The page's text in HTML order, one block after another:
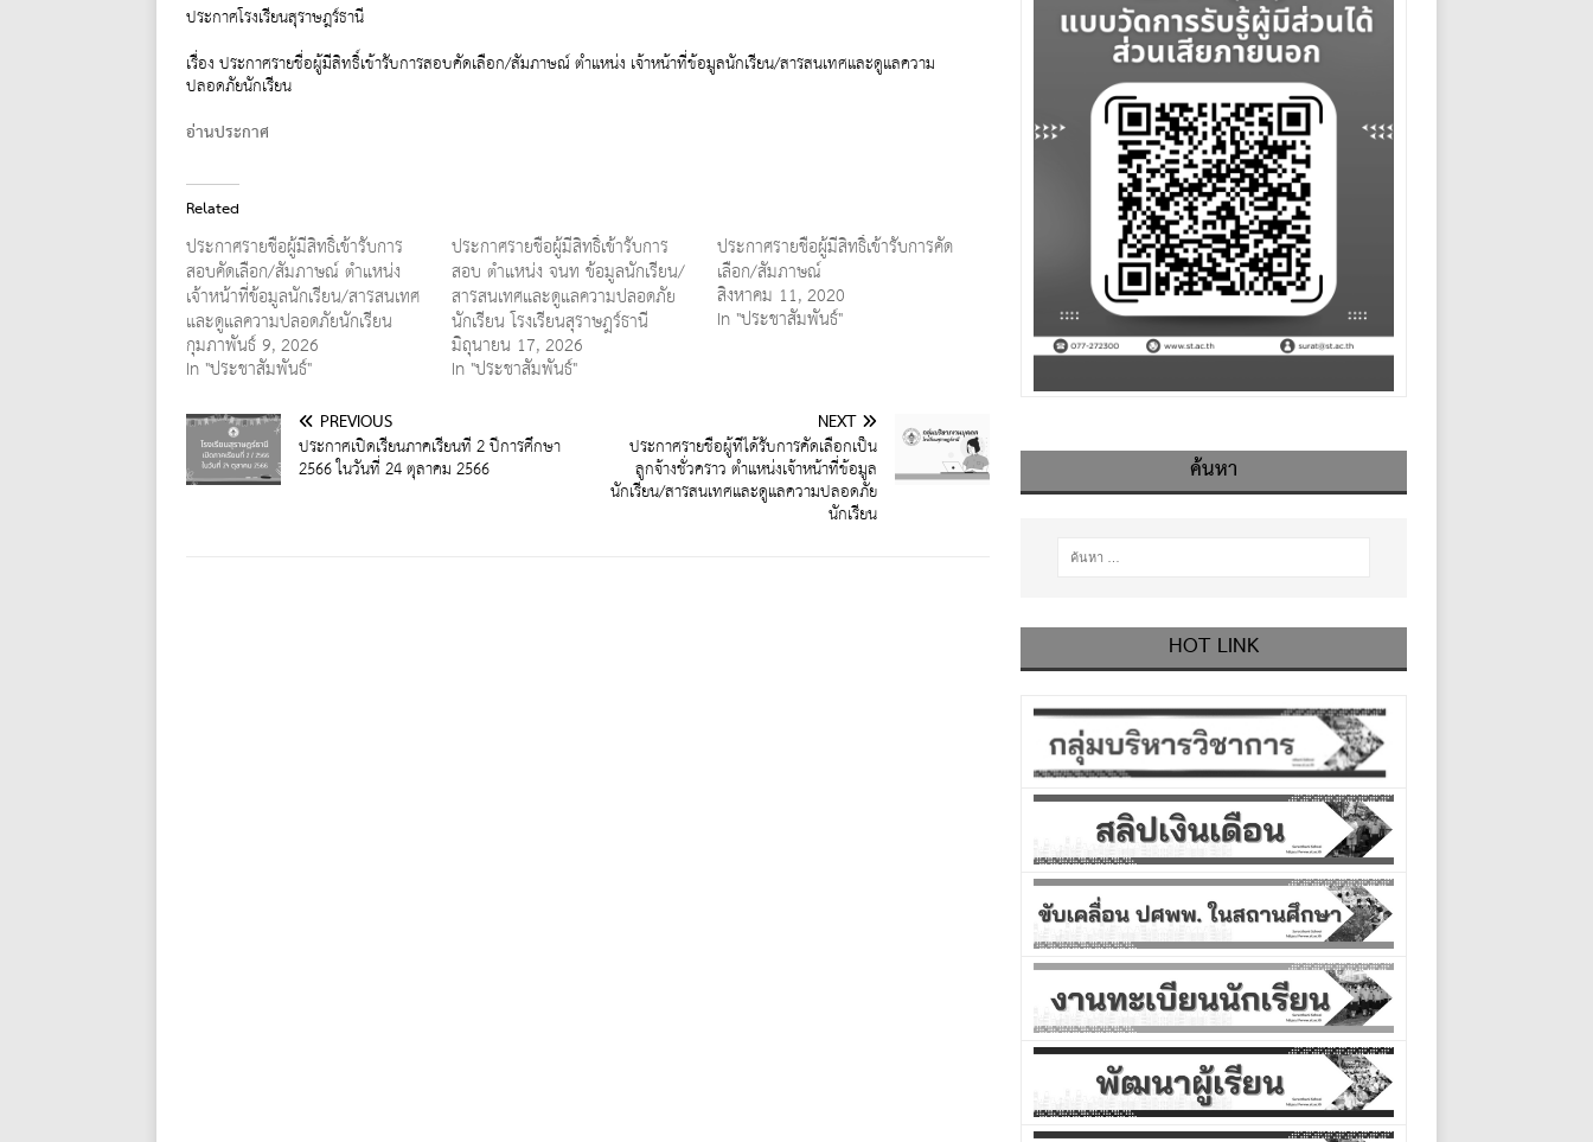
ประกาศโรงเรียนสุราษฎร์ธานี
เรื่อง ประกาศรายชื่อผู้มีสิทธิ์เข้ารับการสอบคัดเลือก/สัมภาษณ์ ตำแหน่ง เจ้าหน้าที่ข้อมูลนักเรียน/สารสนเทศและดูแลความ
ปลอดภัยนักเรียน
อ่านประกาศ
Related
ประกาศรายชื่อผู้มีสิทธิ์เข้ารับการ
สอบคัดเลือก/สัมภาษณ์ ตำแหน่ง
เจ้าหน้าที่ข้อมูลนักเรียน/สารสนเทศ
และดูแลความปลอดภัยนักเรียน
กุมภาพันธ์ 9, 2026
In "ประชาสัมพันธ์"
ประกาศรายชื่อผู้มีสิทธิ์เข้ารับการ
สอบ ตำแหน่ง จนท ข้อมูลนักเรียน/
สารสนเทศและดูแลความปลอดภัย
นักเรียน โรงเรียนสุราษฎร์ธานี
มิถุนายน 17, 2026
In "ประชาสัมพันธ์"
ประกาศรายชื่อผู้มีสิทธิ์เข้ารับการคัด
เลือก/สัมภาษณ์
สิงหาคม 11, 2020
In "ประชาสัมพันธ์"
PREVIOUS
ประกาศเปิดเรียนภาคเรียนที่ 2 ปีการศึกษา
2566 ในวันที่ 24 ตุลาคม 2566
NEXT
ประกาศรายชื่อผู้ที่ได้รับการคัดเลือกเป็น
ลูกจ้างชั่วคราว ตำแหน่งเจ้าหน้าที่ข้อมูล
นักเรียน/สารสนเทศและดูแลความปลอดภัย
นักเรียน
ค้นหา
HOT LINK